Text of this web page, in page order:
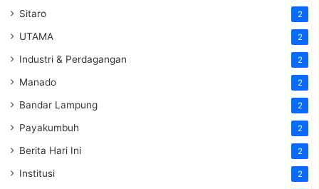
Sitaro 2
UTAMA 2
Industri & Perdagangan 2
Manado 2
Bandar Lampung 2
Payakumbuh 2
Berita Hari Ini 2
Institusi 2